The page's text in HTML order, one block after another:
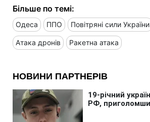
Більше по темі:
Одеса ППО Повітряні сили України
Атака дронів Ракетна атака